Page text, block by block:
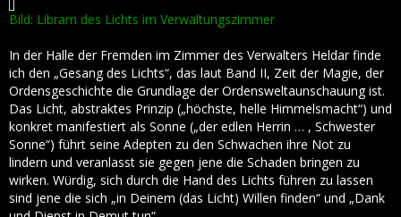
Bild: Libram des Lichts im Verwaltungszimmer
In der Halle der Fremden im Zimmer des Verwalters Heldar finde
ich den „Gesang des Lichts“, das laut Band II, Zeit der Magie, der
Ordensgeschichte die Grundlage der Ordensweltaunschauung ist.
Das Licht, abstraktes Prinzip („höchste, helle Himmelsmacht“) und
konkret manifestiert als Sonne („der edlen Herrin … , Schwester
Sonne“) führt seine Adepten zu den Schwachen ihre Not zu
lindern und veranlasst sie gegen jene die Schaden bringen zu
wirken. Würdig, sich durch die Hand des Lichts führen zu lassen
sind jene die sich „in Deinem (das Licht) Willen finden“ und „Dank